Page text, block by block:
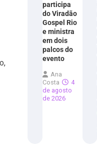
participa
do Viradão
Gospel Rio
e ministra
em dois
palcos do
evento
Ana
Costa
4
de agosto
de 2026